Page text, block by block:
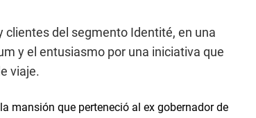
del segmento Identité, en una
y el entusiasmo por una iniciativa que
viaje.